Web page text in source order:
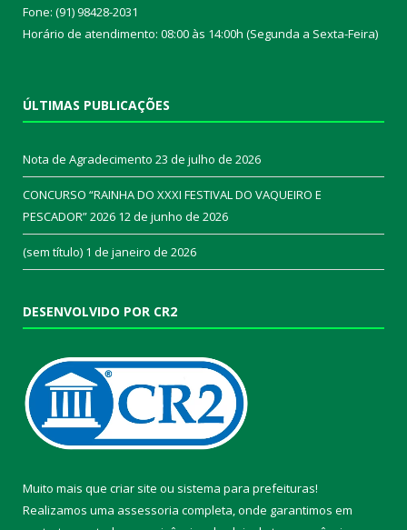
Fone: (91) 98428-2031
Horário de atendimento: 08:00 às 14:00h (Segunda a Sexta-Feira)
ÚLTIMAS PUBLICAÇÕES
Nota de Agradecimento 23 de julho de 2026
CONCURSO “RAINHA DO XXXI FESTIVAL DO VAQUEIRO E
PESCADOR” 2026 12 de junho de 2026
(sem título) 1 de janeiro de 2026
DESENVOLVIDO POR CR2
Muito mais que criar site ou sistema para prefeituras!
Realizamos uma assessoria completa, onde garantimos em